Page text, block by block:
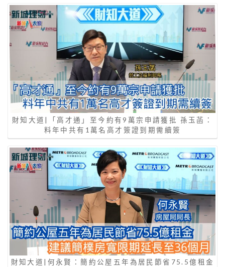
財知大道|「高才通」至今約有9萬宗申請獲批 孫玉菡：
料年中共有1萬名高才簽證到期需續簽
財知大道|何永賢：簡約公屋五年為居民節省75.5億租金